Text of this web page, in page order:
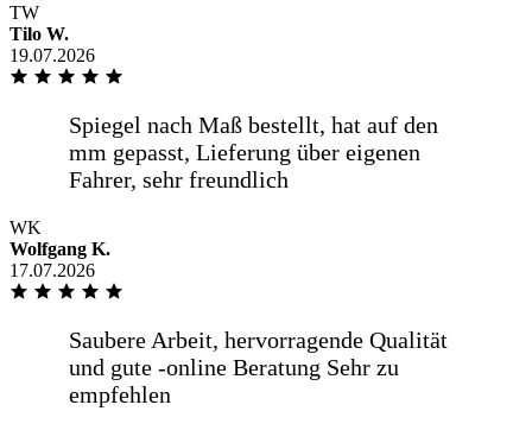
TW
Tilo W.
19.07.2026
WK
Wolfgang K.
17.07.2026